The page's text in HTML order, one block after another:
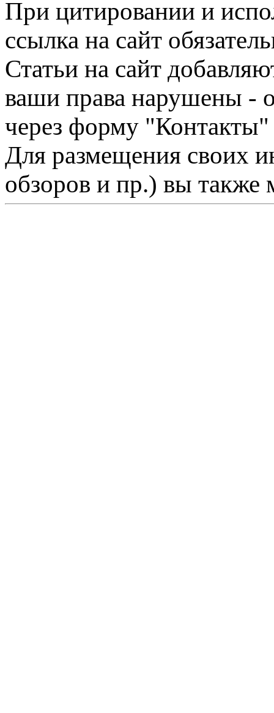
При цитировании и
ссылка на сайт
Статьи на сайт
ваши права нарушены -
через форму "Контакты"
Для размещения своих
обзоров и пр.) вы также